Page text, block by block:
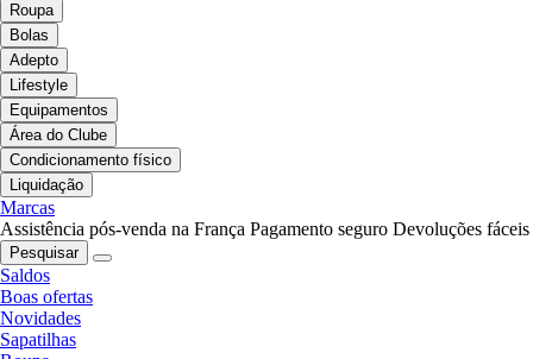
Roupa
Bolas
Adepto
Lifestyle
Equipamentos
Área do Clube
Condicionamento físico
Liquidação
Marcas
Assistência pós-venda na França Pagamento seguro Devoluções fáceis
Pesquisar
Saldos
Boas ofertas
Novidades
Sapatilhas